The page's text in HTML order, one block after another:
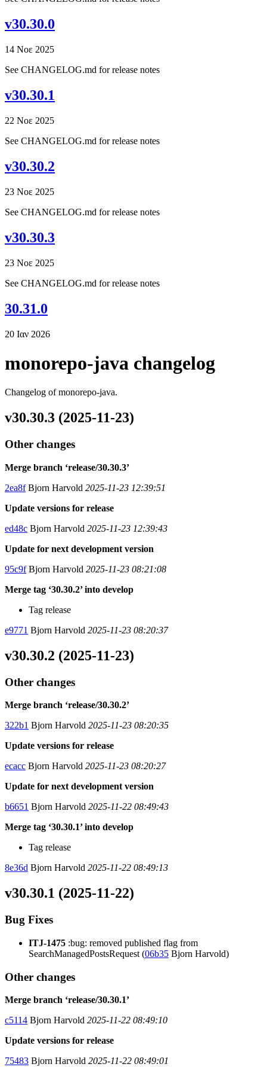
v30.30.0
14 Νοε 2025
See CHANGELOG.md for release notes
v30.30.1
22 Νοε 2025
See CHANGELOG.md for release notes
v30.30.2
23 Νοε 2025
See CHANGELOG.md for release notes
v30.30.3
23 Νοε 2025
See CHANGELOG.md for release notes
30.31.0
20 Ιαν 2026
monorepo-java changelog
Changelog of monorepo-java.
v30.30.3 (2025-11-23)
Other changes
Merge branch ‘release/30.30.3’
2ea8fBjorn Harvold 2025-11-23 12:39:51
Update versions for release
ed48c Bjorn Harvold 2025-11-23 12:39:43
Update for next development version
95c9fBjorn Harvold 2025-11-23 08:21:08
Merge tag ‘30.30.2’ into develop
Tag release
e9771 Bjorn Harvold 2025-11-23 08:20:37
v30.30.2 (2025-11-23)
Other changes
Merge branch ‘release/30.30.2’
322b1 Bjorn Harvold 2025-11-23 08:20:35
Update versions for release
ecacc Bjorn Harvold 2025-11-23 08:20:27
Update for next development version
b6651 Bjorn Harvold 2025-11-22 08:49:43
Merge tag ‘30.30.1’ into develop
Tag release
8e36d Bjorn Harvold 2025-11-22 08:49:13
v30.30.1 (2025-11-22)
Bug Fixes
ITJ-1475 :bug: removed published flag from
SearchManagedPostsRequest (06b35 Bjorn Harvold)
Other changes
Merge branch ‘release/30.30.1’
c5114 Bjorn Harvold 2025-11-22 08:49:10
Update versions for release
75483 Bjorn Harvold 2025-11-22 08:49:01